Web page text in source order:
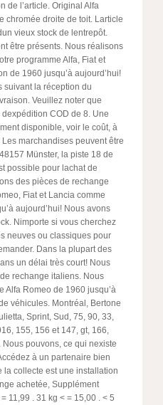
de l’article. Original Alfa
chromée droite de toit. Larticle
vieux stock de lentrepôt.
être présents. Nous réalisons
programme Alfa, Fiat et
de 1960 jusqu’à aujourd’hui!
suivant la réception du
Veuillez noter que
dexpédition COD de8. Une
disponible, voir le coût, à
marchandises peuvent être
Münster, la piste 18 de
possible pour lachat de
des pièces de rechange
Fiat et Lancia comme
aujourd’hui! Nous avons
Nimporte si vous cherchez
neuves ou classiques pour
Dans la plupart des
un délai très court! Nous
rechange italiens. Nous
Alfa Romeo de 1960 jusqu’à
véhicules. Montréal, Bertone
Sprint, Sud, 75, 90, 33,
155, 156 et 147, gt, 166,
pouvons, ce qui nexiste
à un partenaire bien
la collecte est une installation
achetée, Supplément
11,99 . 31 kg < = 15,00 . < 5